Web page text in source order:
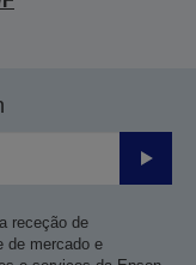
Enviar
receção de
de mercado e